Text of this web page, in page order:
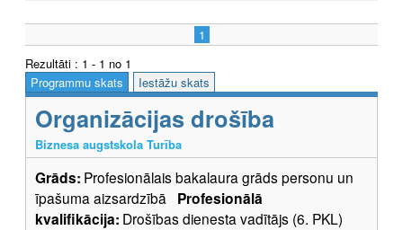
1
Rezultāti : 1 - 1 no 1
Programmu skats
Iestāžu skats
Organizācijas drošība
Biznesa augstskola Turība
Grāds: Profesionālais bakalaura grāds personu un
īpašuma aizsardzībā Profesionālā
kvalifikācija: Drošības dienesta vadītājs (6. PKL)